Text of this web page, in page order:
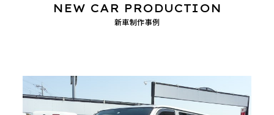
新車制作事例
NEW CAR PRODUCTION